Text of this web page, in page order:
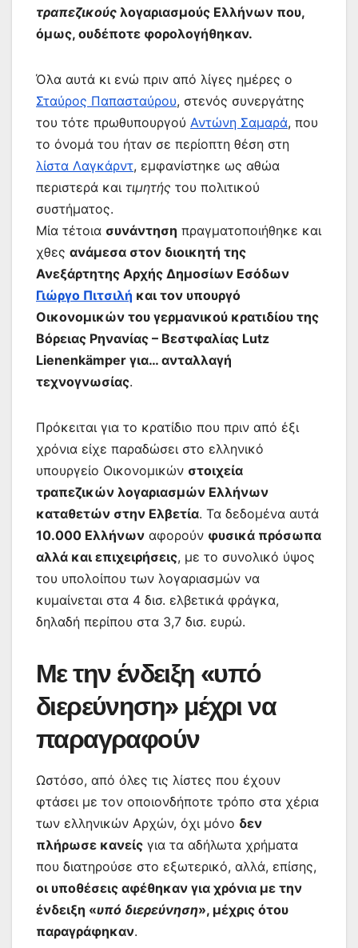
τραπεζικούς λογαριασμούς Ελλήνων που,
όμως, ουδέποτε φορολογήθηκαν.
Όλα αυτά κι ενώ πριν από λίγες ημέρες ο
Σταύρος Παπασταύρου, στενός συνεργάτης
του τότε πρωθυπουργού Αντώνη Σαμαρά, που
το όνομά του ήταν σε περίοπτη θέση στη
λίστα Λαγκάρντ, εμφανίστηκε ως αθώα
περιστερά και τιμητής του πολιτικού
συστήματος.
Μία τέτοια συνάντηση πραγματοποιήθηκε και
χθες ανάμεσα στον διοικητή της
Ανεξάρτητης Αρχής Δημοσίων Εσόδων
Γιώργο Πιτσιλή και τον υπουργό
Οικονομικών του γερμανικού κρατιδίου της
Βόρειας Ρηνανίας – Βεστφαλίας Lutz
Lienenkämper για… ανταλλαγή
τεχνογνωσίας.
Πρόκειται για το κρατίδιο που πριν από έξι
χρόνια είχε παραδώσει στο ελληνικό
υπουργείο Οικονομικών στοιχεία
τραπεζικών λογαριασμών Ελλήνων
καταθετών στην Ελβετία. Τα δεδομένα αυτά
10.000 Ελλήνων αφορούν φυσικά πρόσωπα
αλλά και επιχειρήσεις, με το συνολικό ύψος
του υπολοίπου των λογαριασμών να
κυμαίνεται στα 4 δισ. ελβετικά φράγκα,
δηλαδή περίπου στα 3,7 δισ. ευρώ.
Με την ένδειξη «υπό
διερεύνηση» μέχρι να
παραγραφούν
Ωστόσο, από όλες τις λίστες που έχουν
φτάσει με τον οποιονδήποτε τρόπο στα χέρια
των ελληνικών Αρχών, όχι μόνο δεν
πλήρωσε κανείς για τα αδήλωτα χρήματα
που διατηρούσε στο εξωτερικό, αλλά, επίσης,
οι υποθέσεις αφέθηκαν για χρόνια με την
ένδειξη «υπό διερεύνηση», μέχρις ότου
παραγράφηκαν.